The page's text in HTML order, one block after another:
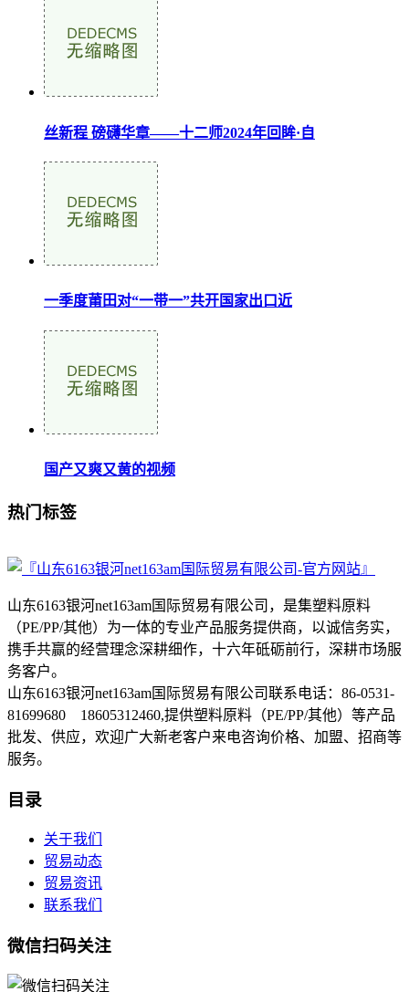
丝新程 磅礴华章——十二师2024年回眸·自
一季度莆田对“一带一”共开国家出口近
国产又爽又黄的视频
热门标签
山东6163银河net163am国际贸易有限公司，是集塑料原料
（PE/PP/其他）为一体的专业产品服务提供商，以诚信务实，
携手共赢的经营理念深耕细作，十六年砥砺前行，深耕市场服
务客户。
山东6163银河net163am国际贸易有限公司联系电话：86-0531-
81699680 18605312460,提供塑料原料（PE/PP/其他）等产品
批发、供应，欢迎广大新老客户来电咨询价格、加盟、招商等
服务。
目录
关于我们
贸易动态
贸易资讯
联系我们
微信扫码关注